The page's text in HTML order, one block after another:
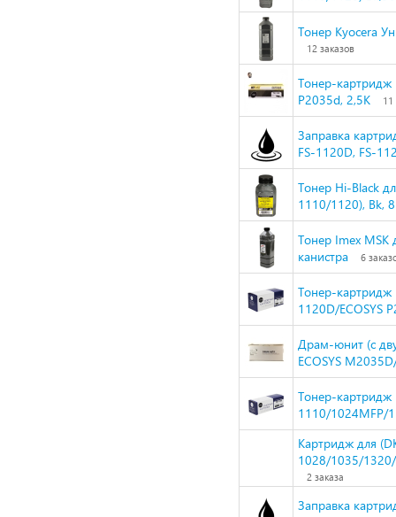
Тонер Kyocera
12 заказов
Тонер-картридж
P2035d, 2,5K
11
Заправка
FS-1120D, FS-
Тонер Hi-Black
1110/1120), Bk,
Тонер Imex MSK
канистра
6
Тонер-картридж
1120D/ECOSYS
Драм-юнит (c
ECOSYS
Тонер-картридж
1110/1024MFP/
Картридж для
1028/1035/
2 заказа
Заправка